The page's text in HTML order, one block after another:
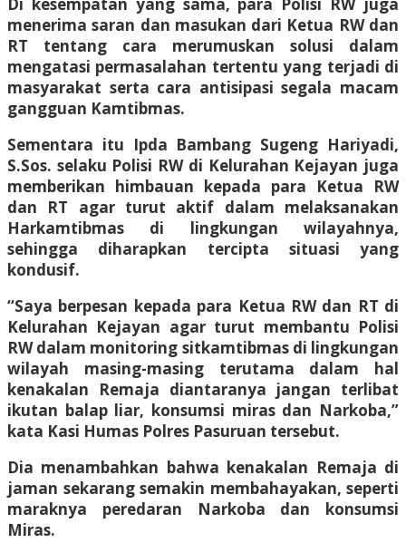
menerima saran dan masukan dari Ketua RW dan
RT tentang cara merumuskan solusi dalam
mengatasi permasalahan tertentu yang terjadi di
masyarakat serta cara antisipasi segala macam
gangguan Kamtibmas.
Sementara itu Ipda Bambang Sugeng Hariyadi,
S.Sos. selaku Polisi RW di Kelurahan Kejayan juga
memberikan himbauan kepada para Ketua RW
dan RT agar turut aktif dalam melaksanakan
Harkamtibmas di lingkungan wilayahnya,
sehingga diharapkan tercipta situasi yang
kondusif.
“Saya berpesan kepada para Ketua RW dan RT di
Kelurahan Kejayan agar turut membantu Polisi
RW dalam monitoring sitkamtibmas di lingkungan
wilayah masing-masing terutama dalam hal
kenakalan Remaja diantaranya jangan terlibat
ikutan balap liar, konsumsi miras dan Narkoba,”
kata Kasi Humas Polres Pasuruan tersebut.
Dia menambahkan bahwa kenakalan Remaja di
jaman sekarang semakin membahayakan, seperti
maraknya peredaran Narkoba dan konsumsi
Miras.